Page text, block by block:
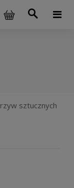
sztucznych